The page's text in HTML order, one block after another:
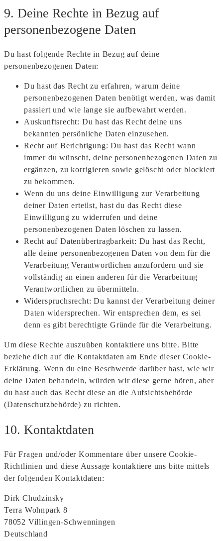
9. Deine Rechte in Bezug auf
personenbezogene Daten
Du hast folgende Rechte in Bezug auf deine
personenbezogenen Daten:
Du hast das Recht zu erfahren, warum deine
personenbezogenen Daten benötigt werden, was damit
passiert und wie lange sie aufbewahrt werden.
Auskunftsrecht: Du hast das Recht deine uns
bekannten persönliche Daten einzusehen.
Recht auf Berichtigung: Du hast das Recht wann
immer du wünscht, deine personenbezogenen Daten zu
ergänzen, zu korrigieren sowie gelöscht oder blockiert
zu bekommen.
Wenn du uns deine Einwilligung zur Verarbeitung
deiner Daten erteilst, hast du das Recht diese
Einwilligung zu widerrufen und deine
personenbezogenen Daten löschen zu lassen.
Recht auf Datenübertragbarkeit: Du hast das Recht,
alle deine personenbezogenen Daten von dem für die
Verarbeitung Verantwortlichen anzufordern und sie
vollständig an einen anderen für die Verarbeitung
Verantwortlichen zu übermitteln.
Widerspruchsrecht: Du kannst der Verarbeitung deiner
Daten widersprechen. Wir entsprechen dem, es sei
denn es gibt berechtigte Gründe für die Verarbeitung.
Um diese Rechte auszuüben kontaktiere uns bitte. Bitte
beziehe dich auf die Kontaktdaten am Ende dieser Cookie-
Erklärung. Wenn du eine Beschwerde darüber hast, wie wir
deine Daten behandeln, würden wir diese gerne hören, aber
du hast auch das Recht diese an die Aufsichtsbehörde
(Datenschutzbehörde) zu richten.
10. Kontaktdaten
Für Fragen und/oder Kommentare über unsere Cookie-
Richtlinien und diese Aussage kontaktiere uns bitte mittels
der folgenden Kontaktdaten:
Dirk Chudzinsky
Terra Wohnpark 8
78052 Villingen-Schwenningen
Deutschland